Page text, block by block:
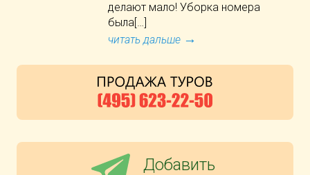
делают мало! Уборка номера
была[…]
читать дальше →
Добавить